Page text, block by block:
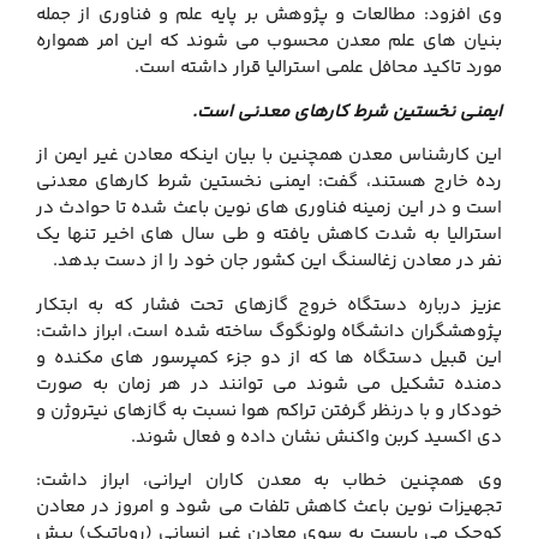
وی افزود: مطالعات و پژوهش بر پایه علم و فناوری از جمله
بنیان های علم معدن محسوب می شوند که این امر همواره
مورد تاکید محافل علمی استرالیا قرار داشته است.
ایمنی نخستین شرط کارهای معدنی است.
این کارشناس معدن همچنین با بیان اینکه معادن غیر ایمن از
رده خارج هستند، گفت: ایمنی نخستین شرط کارهای معدنی
است و در این زمینه فناوری های نوین باعث شده تا حوادث در
استرالیا به شدت کاهش یافته و طی سال های اخیر تنها یک
نفر در معادن زغالسنگ این کشور جان خود را از دست بدهد.
عزیز درباره دستگاه خروج گازهای تحت فشار که به ابتکار
پژوهشگران دانشگاه ولونگوگ ساخته شده است، ابراز داشت:
این قبیل دستگاه ها که از دو جزء کمپرسور های مکنده و
دمنده تشکیل می شوند می توانند در هر زمان به صورت
خودکار و با درنظر گرفتن تراکم هوا نسبت به گازهای نیتروژن و
دی اکسید کربن واکنش نشان داده و فعال شوند.
وی همچنین خطاب به معدن کاران ایرانی، ابراز داشت:
تجهیزات نوین باعث کاهش تلفات می شود و امروز در معادن